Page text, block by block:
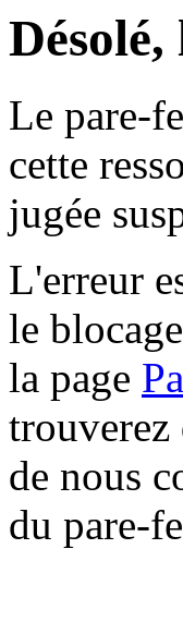
Désolé,
Le pare-
cette
jugée
L'erreur
le
la page
trouverez
de nous
du pare-